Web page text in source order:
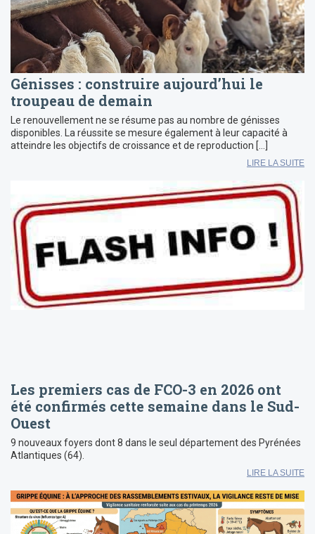
Génisses : construire aujourd’hui le
troupeau de demain
Le renouvellement ne se résume pas au nombre de génisses
disponibles. La réussite se mesure également à leur capacité à
atteindre les objectifs de croissance et de reproduction […]
LIRE LA SUITE
Les premiers cas de FCO-3 en 2026 ont
été confirmés cette semaine dans le Sud-
Ouest
9 nouveaux foyers dont 8 dans le seul département des Pyrénées
Atlantiques (64).
LIRE LA SUITE